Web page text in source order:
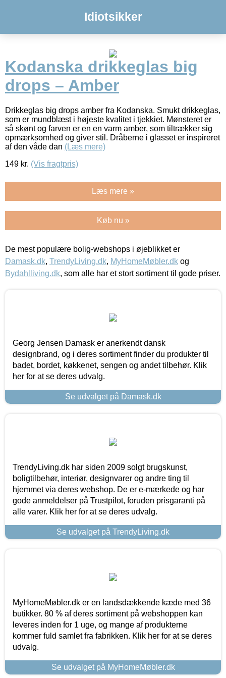
Idiotsikker
Kodanska drikkeglas big
drops – Amber
Drikkeglas big drops amber fra Kodanska. Smukt drikkeglas,
som er mundblæst i højeste kvalitet i tjekkiet. Mønsteret er
så skønt og farven er en en varm amber, som tiltrækker sig
opmærksomhed og giver stil. Dråberne i glasset er inspireret
af den våde dan (Læs mere)
149 kr. (Vis fragtpris)
Læs mere »
Køb nu »
De mest populære bolig-webshops i øjeblikket er
Damask.dk, TrendyLiving.dk, MyHomeMøbler.dk og
Bydahlliving.dk, som alle har et stort sortiment til gode priser.
Georg Jensen Damask er anerkendt dansk
designbrand, og i deres sortiment finder du produkter til
badet, bordet, køkkenet, sengen og andet tilbehør. Klik
her for at se deres udvalg.
Se udvalget på Damask.dk
TrendyLiving.dk har siden 2009 solgt brugskunst,
boligtilbehør, interiør, designvarer og andre ting til
hjemmet via deres webshop. De er e-mærkede og har
gode anmeldelser på Trustpilot, foruden prisgaranti på
alle varer. Klik her for at se deres udvalg.
Se udvalget på TrendyLiving.dk
MyHomeMøbler.dk er en landsdækkende kæde med 36
butikker. 80 % af deres sortiment på webshoppen kan
leveres inden for 1 uge, og mange af produkterne
kommer fuld samlet fra fabrikken. Klik her for at se deres
udvalg.
Se udvalget på MyHomeMøbler.dk